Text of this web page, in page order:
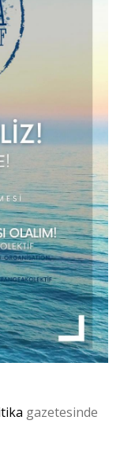
gazetesinde